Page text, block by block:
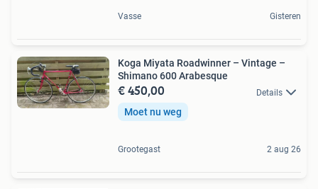
Vasse Gisteren
Koga Miyata Roadwinner – Vintage –
Shimano 600 Arabesque
€ 450,00 Details
Moet nu weg
Grootegast 2 aug 26